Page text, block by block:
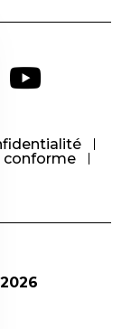
conforme